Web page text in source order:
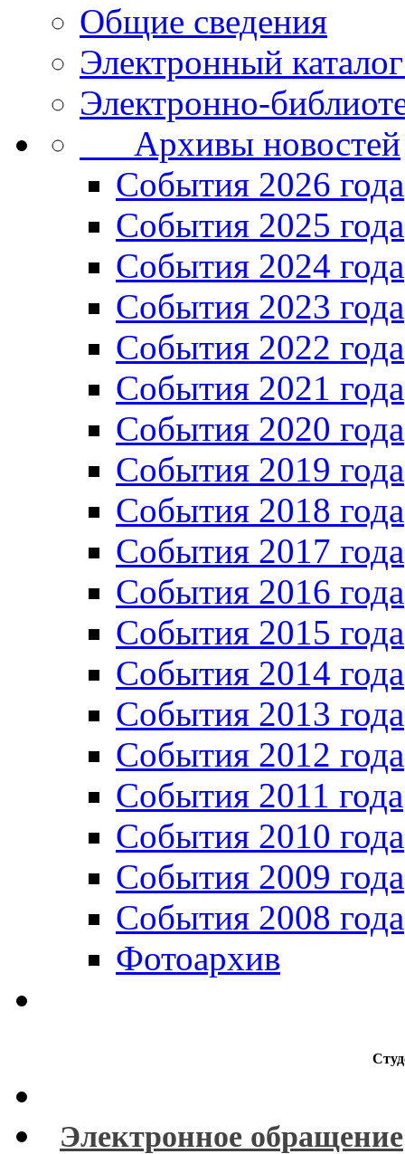
Общие сведения
Электронный
Электронно-
Архивы новостей
Cобытия 2026 года
События 2025 года
События 2024 года
События 2023 года
Cобытия 2022 года
Cобытия 2021 года
События 2020 года
События 2019 года
События 2018 года
События 2017 года
События 2016 года
События 2015 года
События 2014 года
События 2013 года
События 2012 года
События 2011 года
События 2010 года
События 2009 года
События 2008 года
Фотоархив
Электронное обращение